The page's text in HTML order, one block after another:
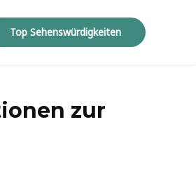
Top Sehenswürdigkeiten
zur